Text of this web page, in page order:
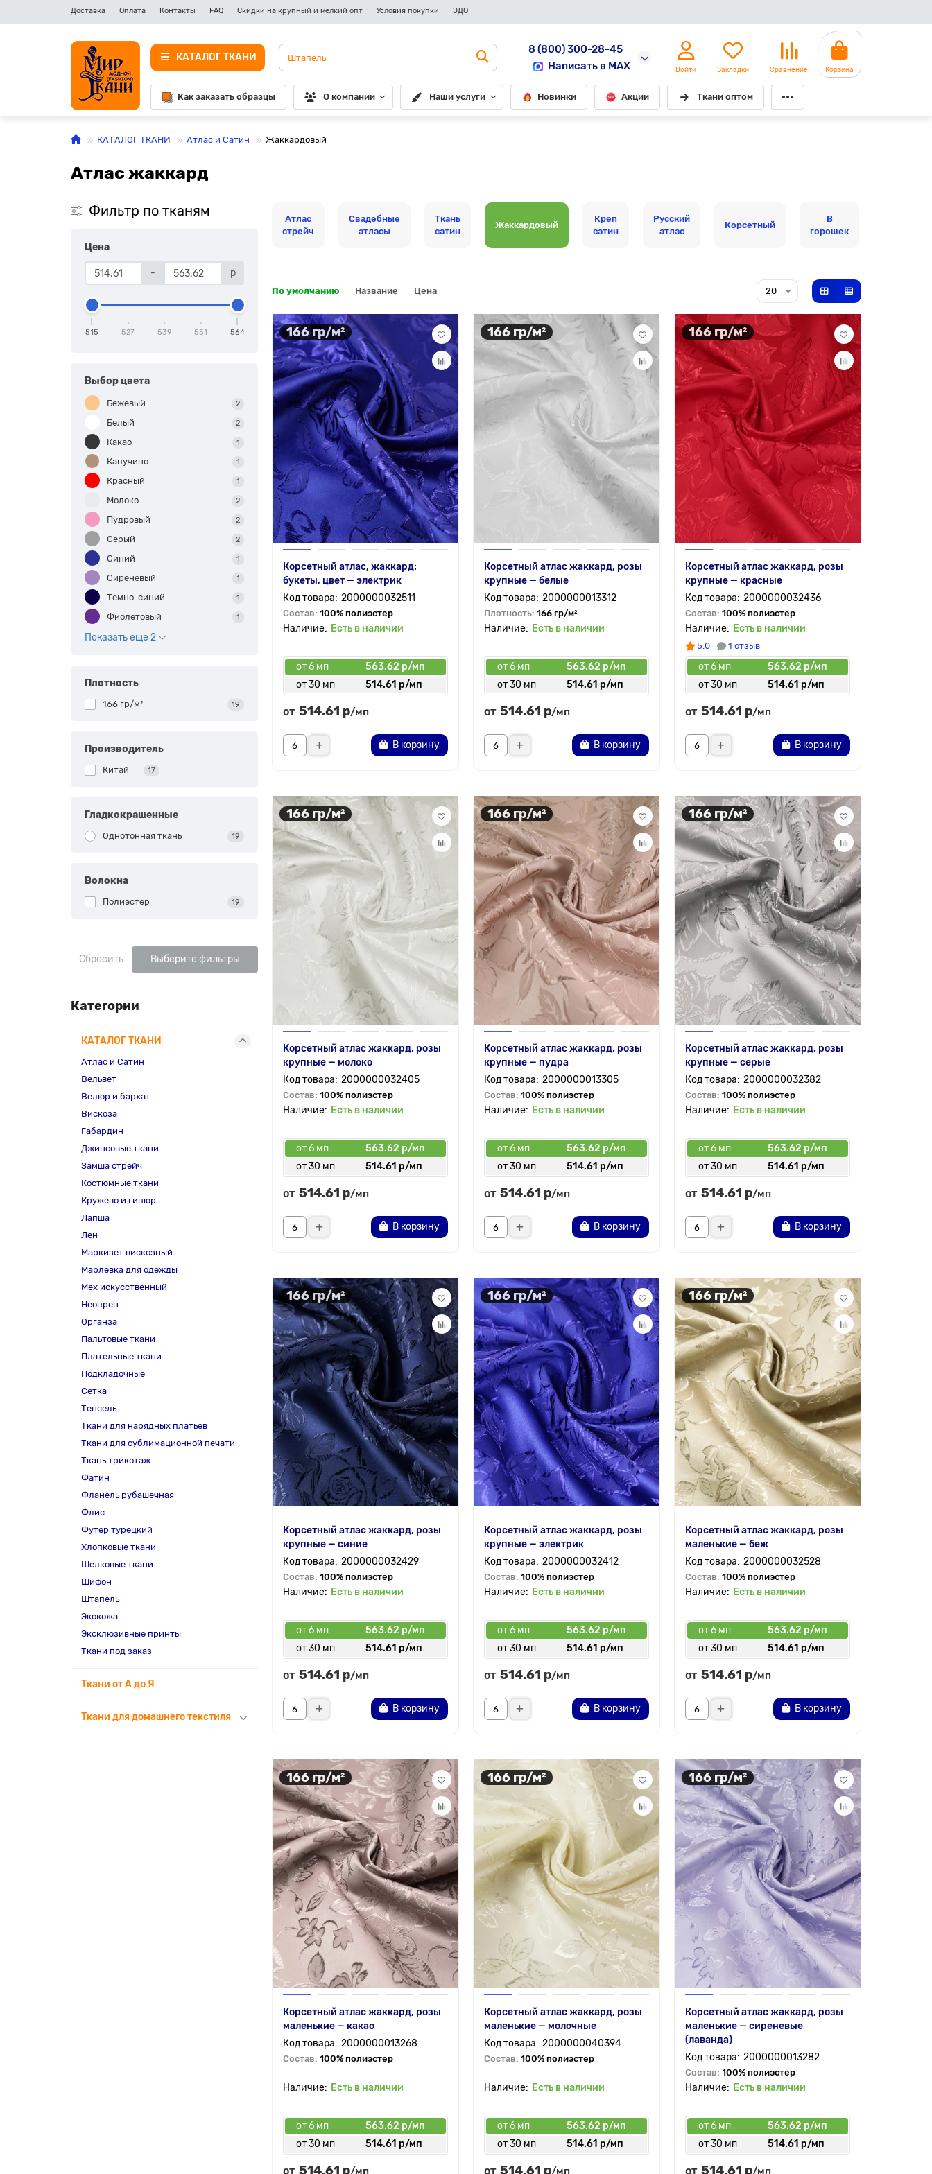
Доставка Оплата Контакты FAQ Скидки на крупный и мелкий опт Условия покупки ЭДО
КАТАЛОГ ТКАНИ
8 (800) 300-28-45
Написать в MAX
Войти Закладки Сравнение Корзина
Как заказать образцы О компании Наши услуги Новинки Акции Ткани оптом
КАТАЛОГ ТКАНИ Атлас и Сатин Жаккардовый
Атлас жаккард
Фильтр по тканям
Цена
- р
515 527 539 551 564
Выбор цвета
Бежевый 2
Белый 2
Какао 1
Капучино 1
Красный 1
Молоко 2
Пудровый 2
Серый 2
Синий 1
Сиреневый 1
Темно-синий 1
Фиолетовый 1
Показать еще 2
Плотность
166 гр/м² 19
Производитель
Китай 17
Гладкокрашенные
Однотонная ткань 19
Волокна
Полиэстер 19
Сбросить Выберите фильтры
Категории
КАТАЛОГ ТКАНИ
Атлас и Сатин
Вельвет
Велюр и бархат
Вискоза
Габардин
Джинсовые ткани
Замша стрейч
Костюмные ткани
Кружево и гипюр
Лапша
Лен
Маркизет вискозный
Марлевка для одежды
Мех искусственный
Неопрен
Органза
Пальтовые ткани
Плательные ткани
Подкладочные
Сетка
Тенсель
Ткани для нарядных платьев
Ткани для сублимационной печати
Ткань трикотаж
Фатин
Фланель рубашечная
Флис
Футер турецкий
Хлопковые ткани
Шелковые ткани
Шифон
Штапель
Экокожа
Эксклюзивные принты
Ткани под заказ
Ткани от А до Я
Ткани для домашнего текстиля
Атлас
стрейч
Свадебные
атласы
Ткань
сатин
Жаккардовый
Креп
сатин
Русский
атлас
Корсетный
В
горошек
По умолчанию Название Цена
166 гр/м²
Корсетный атлас, жаккард:
букеты, цвет — электрик
2000000032511
Состав: 100% полиэстер
Есть в наличии
от 6 мп
563.62 р/мп
от 30 мп
514.61 р/мп
от 514.61 р/мп
В корзину
166 гр/м²
Корсетный атлас жаккард, розы
крупные — белые
2000000013312
Плотность: 166 гр/м²
Есть в наличии
от 6 мп
563.62 р/мп
от 30 мп
514.61 р/мп
от 514.61 р/мп
В корзину
166 гр/м²
Корсетный атлас жаккард, розы
крупные — красные
2000000032436
Состав: 100% полиэстер
Есть в наличии
5.0 1 отзыв
от 6 мп
563.62 р/мп
от 30 мп
514.61 р/мп
от 514.61 р/мп
В корзину
166 гр/м²
Корсетный атлас жаккард, розы
крупные — молоко
2000000032405
Состав: 100% полиэстер
Есть в наличии
от 6 мп
563.62 р/мп
от 30 мп
514.61 р/мп
от 514.61 р/мп
В корзину
166 гр/м²
Корсетный атлас жаккард, розы
крупные — пудра
2000000013305
Состав: 100% полиэстер
Есть в наличии
от 6 мп
563.62 р/мп
от 30 мп
514.61 р/мп
от 514.61 р/мп
В корзину
166 гр/м²
Корсетный атлас жаккард, розы
крупные — серые
2000000032382
Состав: 100% полиэстер
Есть в наличии
от 6 мп
563.62 р/мп
от 30 мп
514.61 р/мп
от 514.61 р/мп
В корзину
166 гр/м²
Корсетный атлас жаккард, розы
крупные — синие
2000000032429
Состав: 100% полиэстер
Есть в наличии
от 6 мп
563.62 р/мп
от 30 мп
514.61 р/мп
от 514.61 р/мп
В корзину
166 гр/м²
Корсетный атлас жаккард, розы
крупные — электрик
2000000032412
Состав: 100% полиэстер
Есть в наличии
от 6 мп
563.62 р/мп
от 30 мп
514.61 р/мп
от 514.61 р/мп
В корзину
166 гр/м²
Корсетный атлас жаккард, розы
маленькие — беж
2000000032528
Состав: 100% полиэстер
Есть в наличии
от 6 мп
563.62 р/мп
от 30 мп
514.61 р/мп
от 514.61 р/мп
В корзину
166 гр/м²
Корсетный атлас жаккард, розы
маленькие — какао
2000000013268
Состав: 100% полиэстер
Есть в наличии
от 6 мп
563.62 р/мп
от 30 мп
514.61 р/мп
от 514.61 р/мп
166 гр/м²
Корсетный атлас жаккард, розы
маленькие — молочные
2000000040394
Состав: 100% полиэстер
Есть в наличии
от 6 мп
563.62 р/мп
от 30 мп
514.61 р/мп
от 514.61 р/мп
166 гр/м²
Корсетный атлас жаккард, розы
маленькие — сиреневые
(лаванда)
2000000013282
Состав: 100% полиэстер
Есть в наличии
от 6 мп
563.62 р/мп
от 30 мп
514.61 р/мп
от 514.61 р/мп